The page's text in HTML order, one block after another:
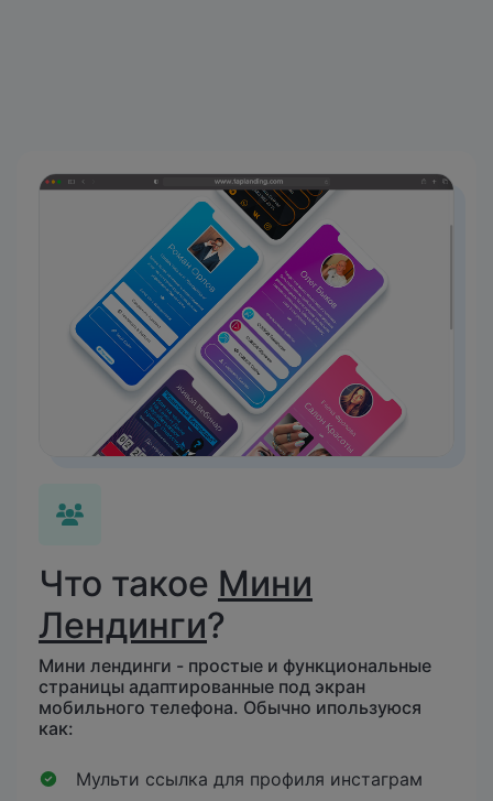
Что такое Мини
Лендинги?
Мини лендинги - простые и функциональные
страницы адаптированные под экран
мобильного телефона. Обычно ипользуюся
как:
Мульти ссылка для профиля инстаграм